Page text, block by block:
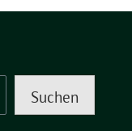
Suchen